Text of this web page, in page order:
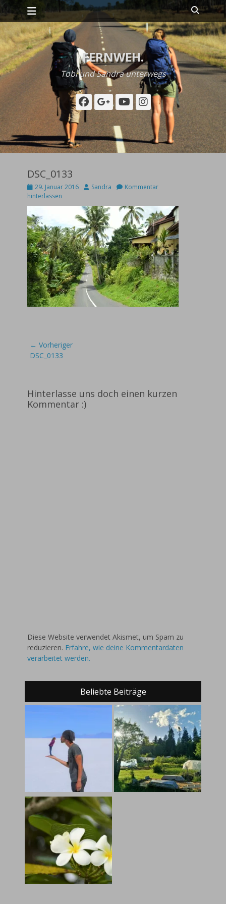
Zum
Inhalt
springen
Primäres Menü Suchen
FERNWEH.
Tobi und Sandra unterwegs
Facebook
Googleplus
YouTube
Instagram
DSC_0133
Posted
on
29. Januar 2016 AutorSandra
Kommentar
hinterlassen
Beitragsnavigation
← Vorheriger
Vorheriger
DSC_0133
Hinterlasse uns doch einen kurzen
Kommentar :)
Diese Website verwendet Akismet, um Spam zu
reduzieren. Erfahre, wie deine Kommentardaten
verarbeitet werden.
Beliebte Beiträge